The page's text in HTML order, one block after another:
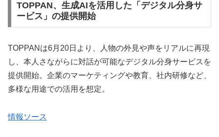
TOPPAN、生成AIを活用した「デジタル分身サ
ービス」の提供開始
TOPPANは6月20日より、人物の外見や声をリアルに再現
し、本人さながらに対話が可能なデジタル分身サービスを
提供開始。企業のマーケティングや教育、社内研修など、
多様な用途での活用を想定。
情報ソース